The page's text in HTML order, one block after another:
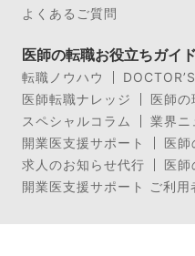
よくあるご質問
医師の転職お役立ちガイド
転職ノウハウ
医師転職ナレッジ
医師の
スペシャルコラム
業界ニ
開業医支援サポート
医師
求人のお知らせ代行
医師
開業医支援サポート ご利用